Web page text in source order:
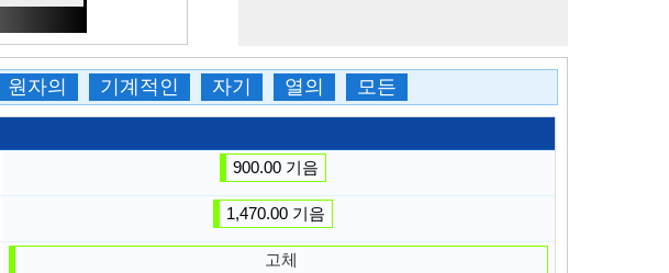
원자의 기계적인 자기 열의 모든
900.00 기음
1,470.00 기음
고체